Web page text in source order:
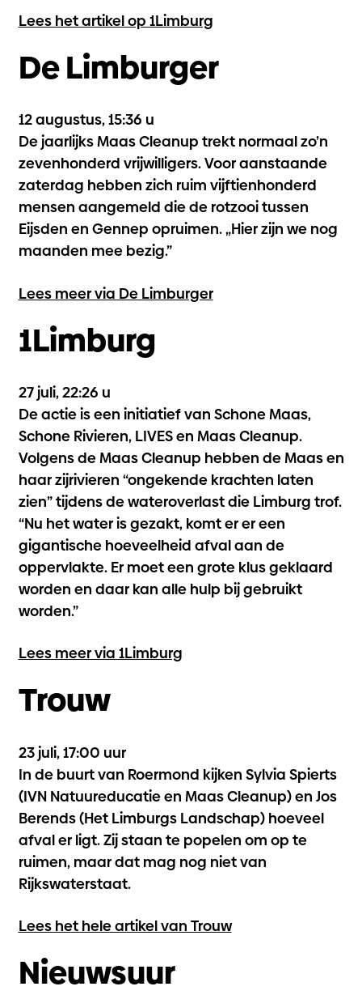
Lees het artikel op 1Limburg
De Limburger
12 augustus, 15:36 u
De jaarlijks Maas Cleanup trekt normaal zo’n
zevenhonderd vrijwilligers. Voor aanstaande
zaterdag hebben zich ruim vijftienhonderd
mensen aangemeld die de rotzooi tussen
Eijsden en Gennep opruimen. „Hier zijn we nog
maanden mee bezig.”
Lees meer via De Limburger
1Limburg
27 juli, 22:26 u
De actie is een initiatief van Schone Maas,
Schone Rivieren, LIVES en Maas Cleanup.
Volgens de Maas Cleanup hebben de Maas en
haar zijrivieren “ongekende krachten laten
zien” tijdens de wateroverlast die Limburg trof.
“Nu het water is gezakt, komt er er een
gigantische hoeveelheid afval aan de
oppervlakte. Er moet een grote klus geklaard
worden en daar kan alle hulp bij gebruikt
worden.”
Lees meer via 1Limburg
Trouw
23 juli, 17:00 uur
In de buurt van Roermond kijken Sylvia Spierts
(IVN Natuureducatie en Maas Cleanup) en Jos
Berends (Het Limburgs Landschap) hoeveel
afval er ligt. Zij staan te popelen om op te
ruimen, maar dat mag nog niet van
Rijkswaterstaat.
Lees het hele artikel van Trouw
Nieuwsuur